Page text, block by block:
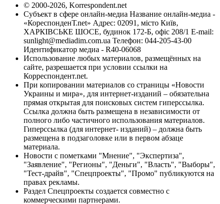
© 2000-2026, Korrespondent.net
Субъект в сфере онлайн-медиа Название онлайн-медиа -
«КореспонденТ.net» Адрес: 02091, місто Київ,
ХАРКІВСЬКЕ ШОСЕ, будинок 172-Б, офіс 208/1 E-mail:
sunlight@mediadim.com.ua Телефон: 044-205-43-00
Идентификатор медиа - R40-06068
Использование любых материалов, размещённых на
сайте, разрешается при условии ссылки на
Корреспондент.net.
При копировании материалов со страницы «Новости
Украины и мира», для интернет-изданий – обязательна
прямая открытая для поисковых систем гиперссылка.
Ссылка должна быть размещена в независимости от
полного либо частичного использования материалов.
Гиперссылка (для интернет- изданий) – должна быть
размещена в подзаголовке или в первом абзаце
материала.
Новости с пометками "Мнение", "Экспертиза",
"Заявление", "Регионы", "Деньги", "Власть", "Выборы",
"Тест-драйв", "Спецпроекты", "Промо" публикуются на
правах рекламы.
Раздел Спецпроекты создается совместно с
коммерческими партнерами.